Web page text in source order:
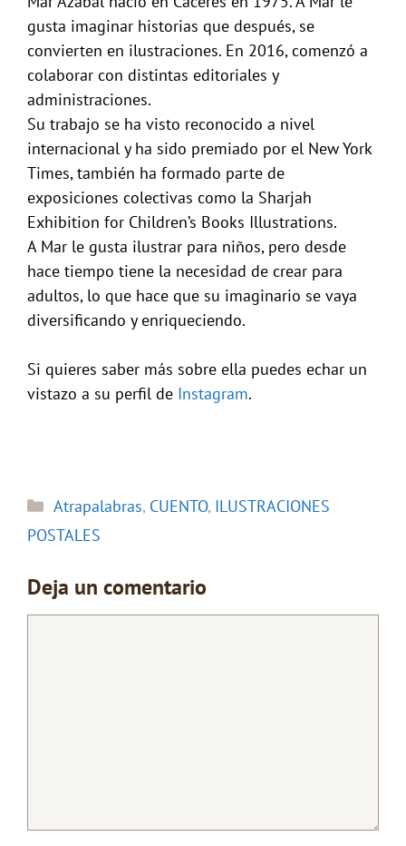
gusta imaginar historias que después, se
convierten en ilustraciones. En 2016, comenzó a
colaborar con distintas editoriales y
administraciones.
Su trabajo se ha visto reconocido a nivel
internacional y ha sido premiado por el New York
Times, también ha formado parte de
exposiciones colectivas como la Sharjah
Exhibition for Children’s Books Illustrations.
A Mar le gusta ilustrar para niños, pero desde
hace tiempo tiene la necesidad de crear para
adultos, lo que hace que su imaginario se vaya
diversificando y enriqueciendo.
Si quieres saber más sobre ella puedes echar un
vistazo a su perfil de Instagram.
Categorías
Atrapalabras, CUENTO, ILUSTRACIONES
POSTALES
Deja un comentario